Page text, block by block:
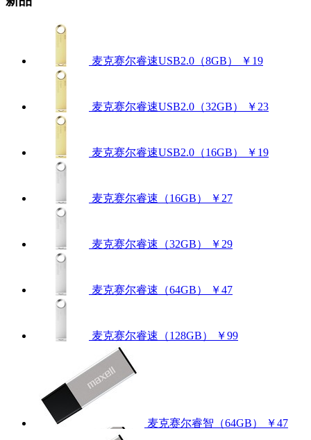
麦克赛尔睿速USB2.0（8GB） ￥19
麦克赛尔睿速USB2.0（32GB） ￥23
麦克赛尔睿速USB2.0（16GB） ￥19
麦克赛尔睿速（16GB） ￥27
麦克赛尔睿速（32GB） ￥29
麦克赛尔睿速（64GB） ￥47
麦克赛尔睿速（128GB） ￥99
麦克赛尔睿智（64GB） ￥47